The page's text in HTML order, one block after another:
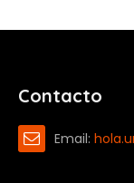
Contacto
Email: